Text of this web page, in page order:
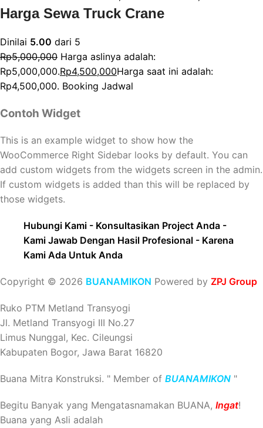
Harga Sewa Truck Crane
Dinilai 5.00 dari 5
Rp5,000,000 Harga aslinya adalah:
Rp5,000,000.Rp4,500,000Harga saat ini adalah:
Rp4,500,000. Booking Jadwal
Contoh Widget
This is an example widget to show how the
WooCommerce Right Sidebar looks by default. You can
add custom widgets from the widgets screen in the admin.
If custom widgets is added than this will be replaced by
those widgets.
Hubungi Kami - Konsultasikan Project Anda -
Kami Jawab Dengan Hasil Profesional - Karena
Kami Ada Untuk Anda
Copyright © 2026 BUANAMIKON Powered by ZPJ Group
Ruko PTM Metland Transyogi
Jl. Metland Transyogi III No.27
Limus Nunggal, Kec. Cileungsi
Kabupaten Bogor, Jawa Barat 16820
Buana Mitra Konstruksi. " Member of BUANAMIKON "
Begitu Banyak yang Mengatasnamakan BUANA, Ingat!
Buana yang Asli adalah